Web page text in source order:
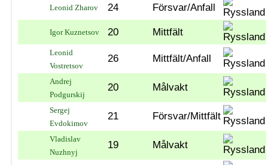
Leonid Zharov 24 Försvar/Anfall
Igor Kuznetsov 20 Mittfält
Leonid
Vostretsov
26 Mittfält/Anfall
Andrej
Podgurskij
20 Målvakt
Sergej
Evdokimov
21 Försvar/Mittfält
Vladislav
Nuzhnyj
19 Målvakt